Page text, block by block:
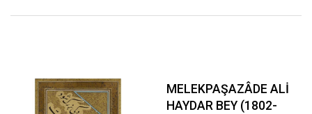
MELEKPAŞAZÂDE ALİ
HAYDAR BEY (1802-